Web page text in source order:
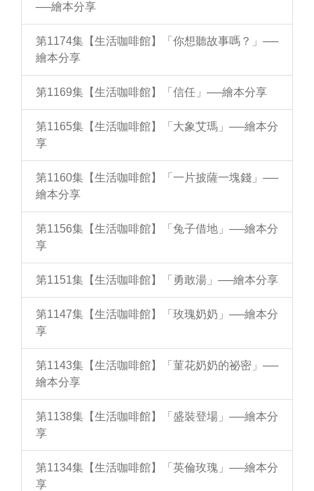
──繪本分享
第1174集【生活咖啡館】「你想聽故事嗎？」──
繪本分享
第1169集【生活咖啡館】「信任」──繪本分享
第1165集【生活咖啡館】「大象艾瑪」──繪本分
享
第1160集【生活咖啡館】「一片披薩一塊錢」──
繪本分享
第1156集【生活咖啡館】「兔子借地」──繪本分
享
第1151集【生活咖啡館】「勇敢湯」──繪本分享
第1147集【生活咖啡館】「玫瑰奶奶」──繪本分
享
第1143集【生活咖啡館】「菫花奶奶的祕密」──
繪本分享
第1138集【生活咖啡館】「盛裝登場」──繪本分
享
第1134集【生活咖啡館】「英倫玫瑰」──繪本分
享